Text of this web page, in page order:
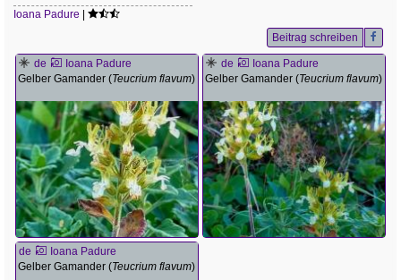
Ioana Padure
Beitrag schreiben
de
Ioana Padure
Gelber Gamander (Teucrium flavum)
de
Ioana Padure
Gelber Gamander (Teucrium flavum)
de
Ioana Padure
Gelber Gamander (Teucrium flavum)